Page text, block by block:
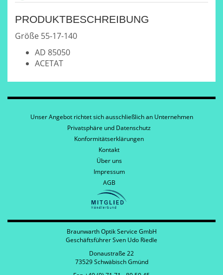
PRODUKTBESCHREIBUNG
Größe 55-17-140
AD 85050
ACETAT
Unser Angebot richtet sich ausschließlich an Unternehmen
Privatsphäre und Datenschutz
Konformitätserklärungen
Kontakt
Über uns
Impressum
AGB
Braunwarth Optik Service GmbH
Geschäftsführer Sven Udo Riedle
Donaustraße 22
73529 Schwäbisch Gmünd